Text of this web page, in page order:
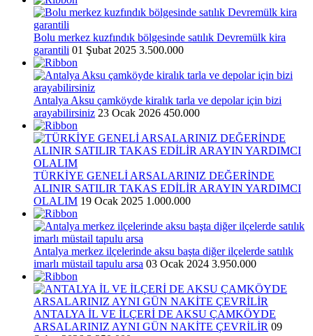
Bolu merkez kuzfındık bölgesinde satılık Devremülk kira
garantili 01 Şubat 2025 3.500.000
Antalya Aksu çamköyde kiralık tarla ve depolar için bizi
arayabilirsiniz 23 Ocak 2026 450.000
TÜRKİYE GENELİ ARSALARINIZ DEĞERİNDE
ALINIR SATILIR TAKAS EDİLİR ARAYIN YARDIMCI
OLALIM 19 Ocak 2025 1.000.000
Antalya merkez ilçelerinde aksu başta diğer ilçelerde satılık
imarlı müstail tapulu arsa 03 Ocak 2024 3.950.000
ANTALYA İL VE İLÇERİ DE AKSU ÇAMKÖYDE
ARSALARINIZ AYNI GÜN NAKİTE ÇEVRİLİR 09